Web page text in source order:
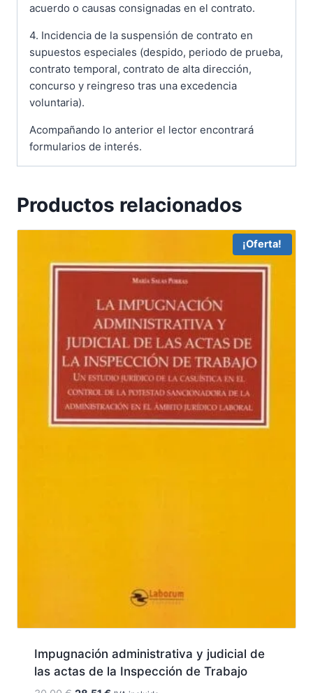
acuerdo o causas consignadas en el contrato.
4. Incidencia de la suspensión de contrato en
supuestos especiales (despido, periodo de prueba,
contrato temporal, contrato de alta dirección,
concurso y reingreso tras una excedencia
voluntaria).
Acompañando lo anterior el lector encontrará
formularios de interés.
Productos relacionados
¡Oferta!
Impugnación administrativa y judicial de
las actas de la Inspección de Trabajo